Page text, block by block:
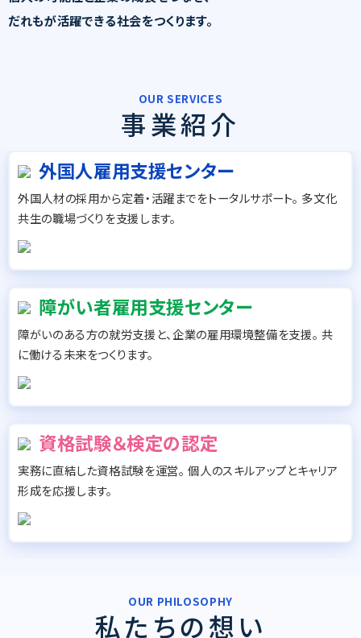
だれもが活躍できる社会をつくります。
OUR SERVICES
事業紹介
外国人雇用支援センター
外国人材の採用から定着・活躍までをトータルサポート。 多文化
共生の職場づくりを支援します。
障がい者雇用支援センター
障がいのある方の就労支援と、企業の雇用環境整備を支援。 共
に働ける未来をつくります。
資格試験＆検定の認定
実務に直結した資格試験を運営。 個人のスキルアップとキャリア
形成を応援します。
OUR PHILOSOPHY
私たちの想い